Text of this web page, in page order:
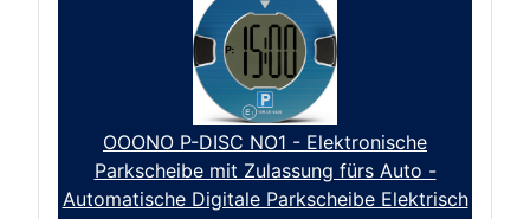
OOONO P-DISC NO1 - Elektronische
Parkscheibe mit Zulassung fürs Auto -
Automatische Digitale Parkscheibe Elektrisch